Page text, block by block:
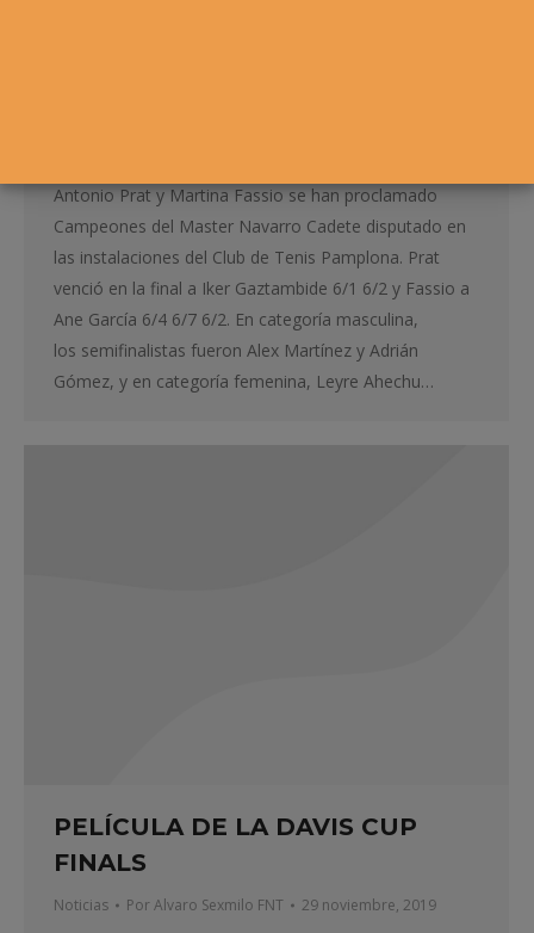
Antonio Prat y Martina Fassio se han proclamado
Campeones del Master Navarro Cadete disputado en
las instalaciones del Club de Tenis Pamplona. Prat
venció en la final a Iker Gaztambide 6/1 6/2 y Fassio a
Ane García 6/4 6/7 6/2. En categoría masculina,
los semifinalistas fueron Alex Martínez y Adrián
Gómez, y en categoría femenina, Leyre Ahechu…
PELÍCULA DE LA DAVIS CUP
FINALS
Noticias PorAlvaro Sexmilo FNT 29 noviembre, 2019